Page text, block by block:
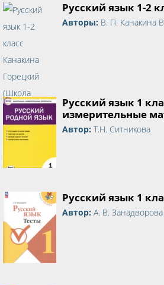
Русский язык 1-2
Авторы: В. П. Канакина
Русский язык 1
измерительные
Автор: Т.Н. Ситникова
Русский язык 1
Автор: А. В. Занадворова